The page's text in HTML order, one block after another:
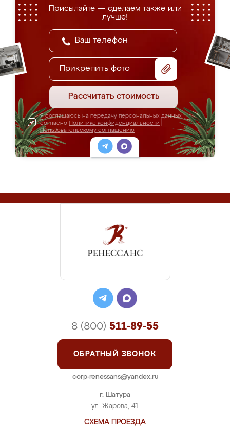
Присылайте — сделаем также или
лучше!
Прикрепить фото
Рассчитать стоимость
Я соглашаюсь на передачу персональных данных
согласно Политике конфиденциальности
Пользовательскому соглашению
г. Шатура
ул. Жарова, 41
СХЕМА ПРОЕЗДА
8 (800) 511-89-55
ОБРАТНЫЙ ЗВОНОК
corp-renessans@yandex.ru